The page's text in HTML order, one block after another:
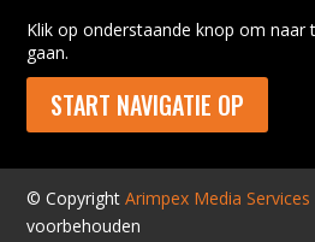
Klik op onderstaande knop om naar
gaan.
START NAVIGATIE OP
© CopyrightArimpex Media Services
voorbehouden